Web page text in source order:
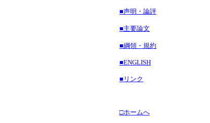
■声明・論評
■主要論文
■綱領・規約
■ENGLISH
■リンク
□ホームへ